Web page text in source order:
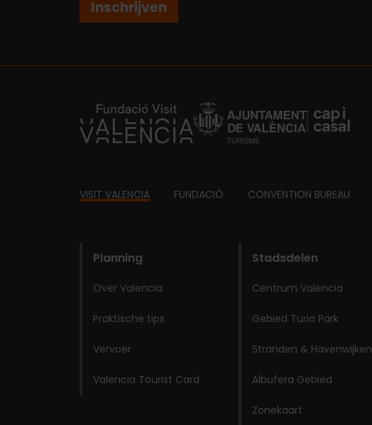
Inschrijven
https://fundacion.visitvalencia.com/
Footer
VISIT VALENCIA FUNDACIÓ CONVENTION BUREAU
Planning
Over Valencia
Praktische tips
Vervoer
Valencia Tourist Card
Stadsdelen
Centrum Valencia
Gebied Turia Park
Stranden & Havenwijken
Albufera Gebied
Zonekaart